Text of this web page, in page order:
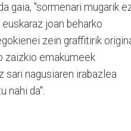
gaia, "sormenari mugarik
joan beharko
zein graffitirik
zaizkio emakumeek
sari nagusiaren irabazlea
nahi da".